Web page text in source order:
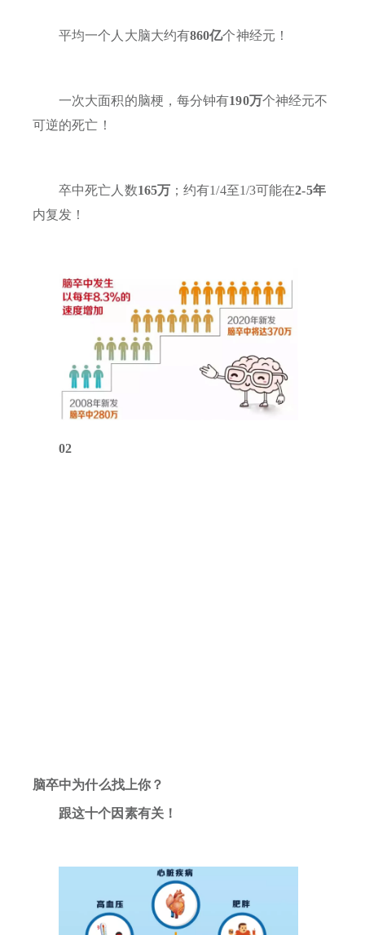
平均一个人大脑大约有860亿个神经元！
一次大面积的脑梗，每分钟有190万个神经元不
可逆的死亡！
卒中死亡人数165万 ；约有1/4至1/3可能在2-5年
内复发！
02
脑卒中为什么找上你？
跟这十个因素有关！